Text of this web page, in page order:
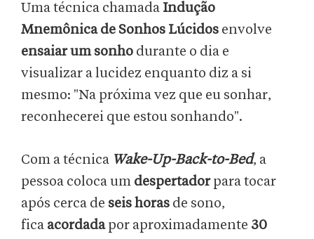
Uma técnica chamada Indução
Mnemônica de Sonhos Lúcidos envolve
ensaiar um sonho durante o dia e
visualizar a lucidez enquanto diz a si
mesmo: "Na próxima vez que eu sonhar,
reconhecerei que estou sonhando".
Com a técnica Wake-Up-Back-to-Bed, a
pessoa coloca um despertadorpara tocar
após cerca de seis horas de sono,
fica acordadapor aproximadamente 30